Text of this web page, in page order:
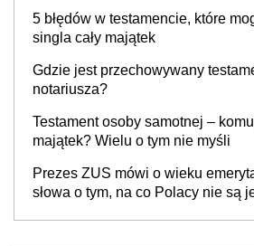
obdarowanego
5 błędów w testamencie, które
singla cały majątek
Gdzie jest przechowywany
notariusza?
Testament osoby samotnej –
majątek? Wielu o tym nie myśli
Prezes ZUS mówi o wieku
słowa o tym, na co Polacy nie są